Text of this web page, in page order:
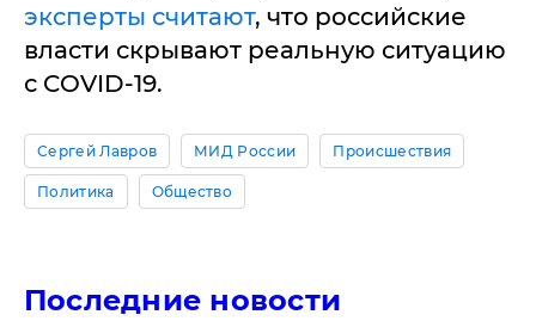
эксперты считают, что российские
власти скрывают реальную ситуацию
с COVID-19.
Сергей Лавров МИД России Происшествия
Политика Общество
Последние новости